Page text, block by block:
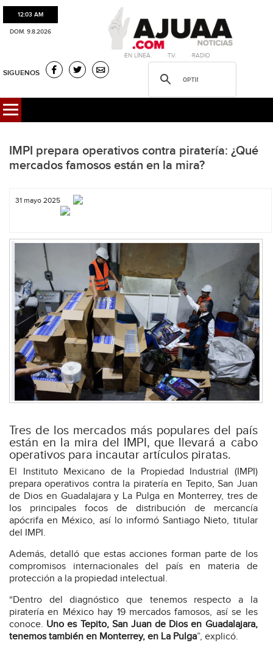
12:03 AM
DOM. 9.8.2026
·EN LÍNEA. ·T.V. ·RADIO
SIGUENOS
IMPI prepara operativos contra piratería: ¿Qué
mercados famosos están en la mira?
31 mayo 2025
Tres de los mercados más populares del país
están en la mira del IMPI, que llevará a cabo
operativos para incautar artículos piratas.
El Instituto Mexicano de la Propiedad Industrial (IMPI)
prepara operativos contra la piratería en Tepito, San Juan
de Dios en Guadalajara y La Pulga en Monterrey, tres de
los principales focos de distribución de mercancía
apócrifa en México, así lo informó Santiago Nieto, titular
del IMPI.
Además, detalló que estas acciones forman parte de los
compromisos internacionales del país en materia de
protección a la propiedad intelectual.
“Dentro del diagnóstico que tenemos respecto a la
piratería en México hay 19 mercados famosos, así se les
conoce. Uno es Tepito, San Juan de Dios en Guadalajara,
tenemos también en Monterrey, en La Pulga”, explicó.